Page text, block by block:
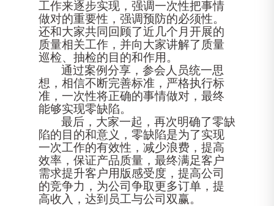
工作来逐步实现，强调一次性把事情
做对的重要性，强调预防的必须性。
还和大家共同回顾了近几个月开展的
质量相关工作，并向大家讲解了质量
巡检、抽检的目的和作用。
通过案例分享，参会人员统一思
想，相信不断完善标准，严格执行标
准，一次性将正确的事情做对，最终
能够实现零缺陷。
最后，大家一起，再次明确了零缺
陷的目的和意义，零缺陷是为了实现
一次工作的有效性，减少浪费，提高
效率，保证产品质量，最终满足客户
需求提升客户用版感受度，提高公司
的竞争力，为公司争取更多订单，提
高收入，达到员工与公司双赢。